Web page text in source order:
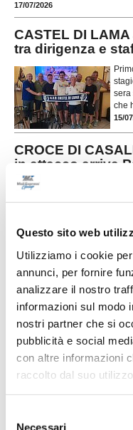
Questo sito web
Utilizziamo i cookie
annunci, per fornire
analizzare il nostro
informazioni sul modo
nostri partner che si
pubblicità e social
con altre informazioni
raccolto dal suo
Necessari
17/07/2026
CASTEL DI
tra dirigenza e
sera
che
15/
CROCE DI
in attacco arriva
COMUNANZA. Piazza il
Ndiour....leggi
Nannuzzi e
Il
Simo
Mariani Gibellieri e